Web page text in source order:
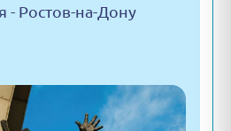
- Ростов-на-Дону